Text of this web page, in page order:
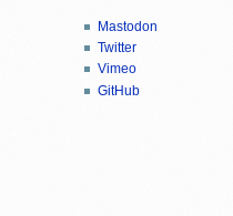
Mastodon
Twitter
Vimeo
GitHub